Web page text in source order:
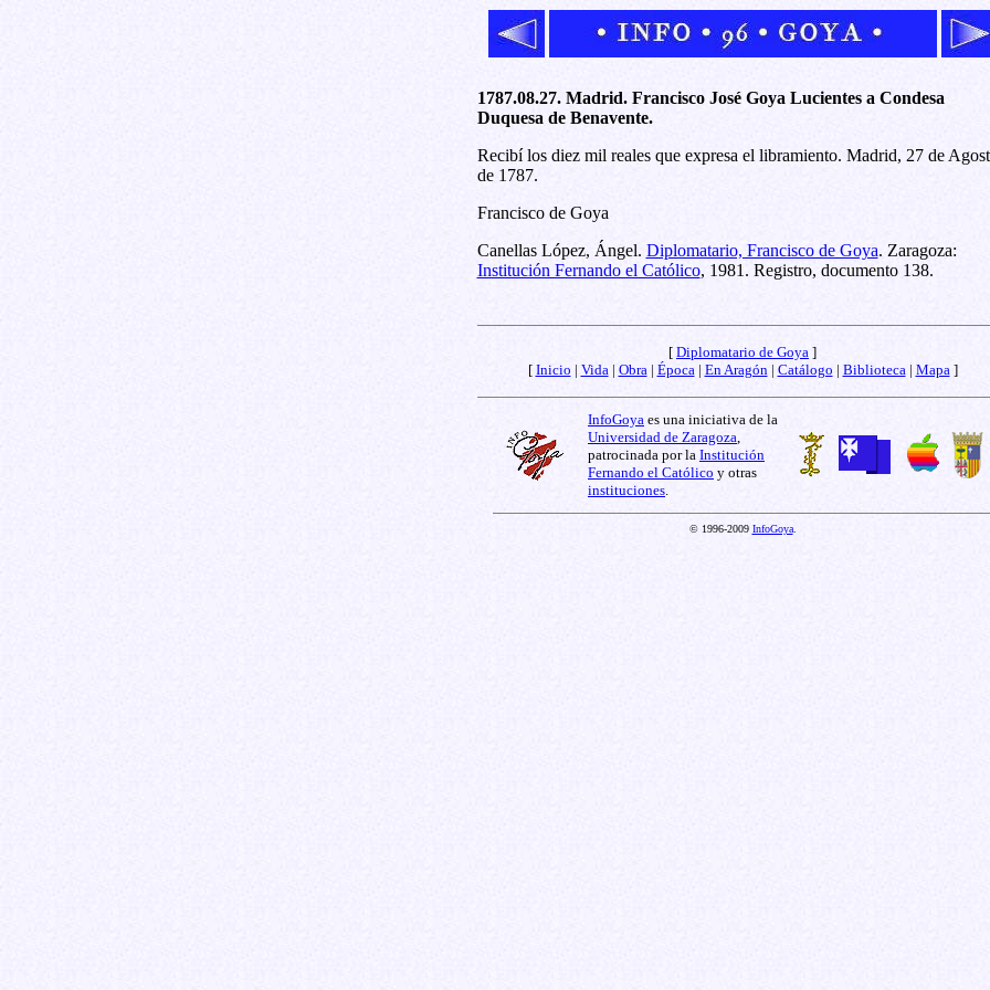
1787.08.27. Madrid. Francisco José Goya Lucientes a Condesa
Duquesa de Benavente.
Recibí los diez mil reales que expresa el libramiento. Madrid, 27 de
de 1787.
Francisco de Goya
Canellas López, Ángel. Diplomatario, Francisco de Goya. Zaragoza:
Institución Fernando el Católico, 1981. Registro, documento 138.
[ Diplomatario de Goya ]
[ Inicio | Vida | Obra | Época | En Aragón | Catálogo | Biblioteca | Mapa ]
InfoGoya es una iniciativa de la
Universidad de Zaragoza
patrocinada por la Institución
Fernando el Católico y otras
instituciones
© 1996-2009 InfoGoya.